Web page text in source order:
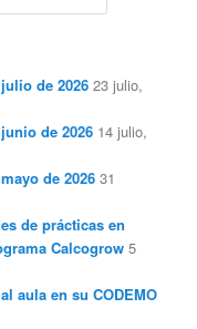
de 2026 23 julio,
de 2026 14 julio,
de 2026 31
de prácticas en
Calcogrow 5
aula en su CODEMO